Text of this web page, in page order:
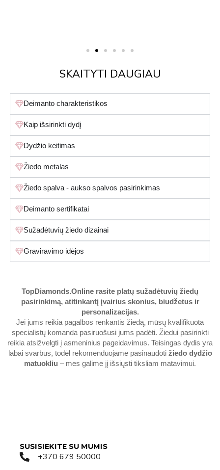
SKAITYTI DAUGIAU
Deimanto charakteristikos
Kaip išsirinkti dydį
Dydžio keitimas
Žiedo metalas
Žiedo spalva - aukso spalvos pasirinkimas
Deimanto sertifikatai
Sužadėtuvių žiedo dizainai
Graviravimo idėjos
TopDiamonds.Online rasite platų sužadėtuvių žiedų
pasirinkimą, atitinkantį įvairius skonius, biudžetus ir
personalizacijas.
Jei jums reikia pagalbos renkantis žiedą, mūsų kvalifikuota
specialistų komanda pasiruošusi jums padėti. Žiedui pasirinkti
reikia atsižvelgti į asmeninius pageidavimus. Teisingas dydis yra
labai svarbus, todėl rekomenduojame pasinaudoti žiedo dydžio
matuokliu – mes galime jį išsiųsti tiksliam matavimui.
SUSISIEKITE SU MUMIS
+370 679 50000